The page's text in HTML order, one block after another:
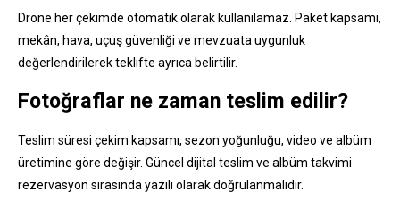
Drone her çekimde otomatik olarak kullanılamaz. Paket kapsamı,
mekân, hava, uçuş güvenliği ve mevzuata uygunluk
değerlendirilerek teklifte ayrıca belirtilir.
Fotoğraflar ne zaman teslim edilir?
Teslim süresi çekim kapsamı, sezon yoğunluğu, video ve albüm
üretimine göre değişir. Güncel dijital teslim ve albüm takvimi
rezervasyon sırasında yazılı olarak doğrulanmalıdır.